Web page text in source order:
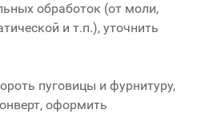
обработок (от моли,
и т.п.), уточнить
пуговицы и фурнитуру,
оформить